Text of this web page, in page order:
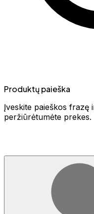
Produktų paieška
Įveskite paieškos frazę
peržiūrėtumėte prekes.